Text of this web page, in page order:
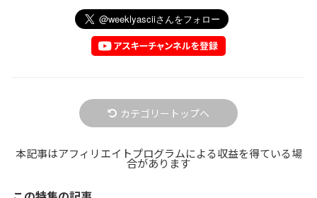
カテゴリートップへ
本記事はアフィリエイトプログラムによる収益を得ている場
合があります